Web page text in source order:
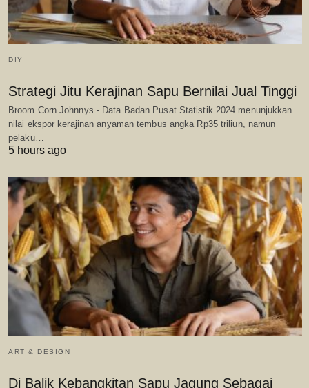
DIY
Strategi Jitu Kerajinan Sapu Bernilai Jual Tinggi
Broom Corn Johnnys - Data Badan Pusat Statistik 2024 menunjukkan
nilai ekspor kerajinan anyaman tembus angka Rp35 triliun, namun
pelaku…
5 hours ago
ART & DESIGN
Di Balik Kebangkitan Sapu Jagung Sebagai